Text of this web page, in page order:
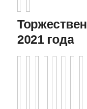
2021 года